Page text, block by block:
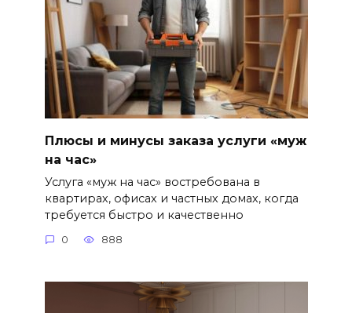
Плюсы и минусы заказа услуги «муж
на час»
Услуга «муж на час» востребована в
квартирах, офисах и частных домах, когда
требуется быстро и качественно
0 888